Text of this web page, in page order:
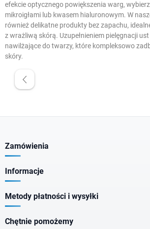
Promocje
Cena
zł zł
efekcie optycznego powiększenia warg,
mikroigłami lub kwasem hialuronowym. W
również delikatne produkty bez zapachu,
z wrażliwą skórą. Uzupełnieniem pielęgnacji
nawilżające do twarzy, które kompleksowo
skóry.
Zamówienia
Informacje
Metody płatności i wysyłki
Chętnie pomożemy